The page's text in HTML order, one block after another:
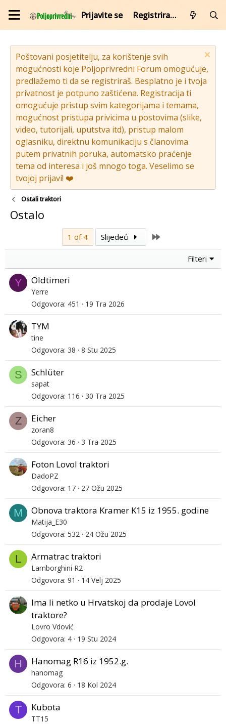
Prijavite se Registrirajte se
Poštovani posjetitelju, za korištenje svih
mogućnosti koje Poljoprivredni Forum omogućuje,
predlažemo ti da se registriraš. Besplatno je i tvoja
privatnost je potpuno zaštićena. Registracija ti
omogućuje pristup svim kategorijama i temama,
mogućnost pristupa privicima u postovima (slike,
video, tutorijali, uputstva itd), pristup malom
oglasniku, direktnu komunikaciju s članovima
putem privatnih poruka, automatsko praćenje
tema od interesa i još mnogo toga. Veselimo se
tvojoj prijavi! ❤️
Ostali traktori
Ostalo
1 of 4 Slijedeći
Filteri
Y Oldtimeri
Yerre
Odgovora 451 19 Tra 2026
TYM
tine
Odgovora 38 8 Stu 2025
S Schlüter
sapat
Odgovora 116 30 Tra 2025
Z Eicher
zoran8
Odgovora 36 3 Tra 2025
Foton Lovol traktori
DadoPZ
Odgovora 17 27 Ožu 2025
M Obnova traktora Kramer K15 iz 1955. godine
Matija_E30
Odgovora 532 24 Ožu 2025
L Armatrac traktori
Lamborghini R2
Odgovora 91 14 Velj 2025
Ima li netko u Hrvatskoj da prodaje Lovol
traktore?
Lovro Vdović
Odgovora 4 19 Stu 2024
H Hanomag R16 iz 1952.g.
hanomag
Odgovora 6 18 Kol 2024
T Kubota
TT15